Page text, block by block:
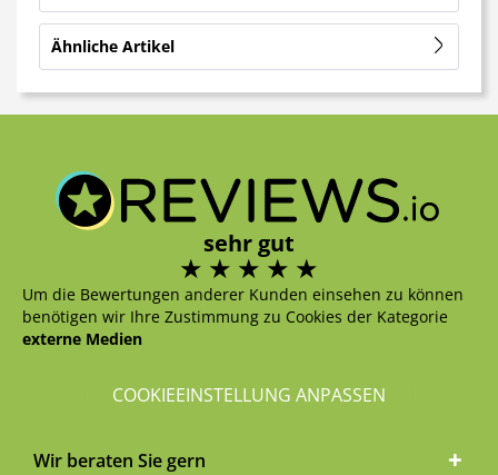
Ähnliche Artikel
sehr gut
Um die Bewertungen anderer Kunden einsehen zu können
benötigen wir Ihre Zustimmung zu Cookies der Kategorie
externe Medien
COOKIEEINSTELLUNG ANPASSEN
Wir beraten Sie gern